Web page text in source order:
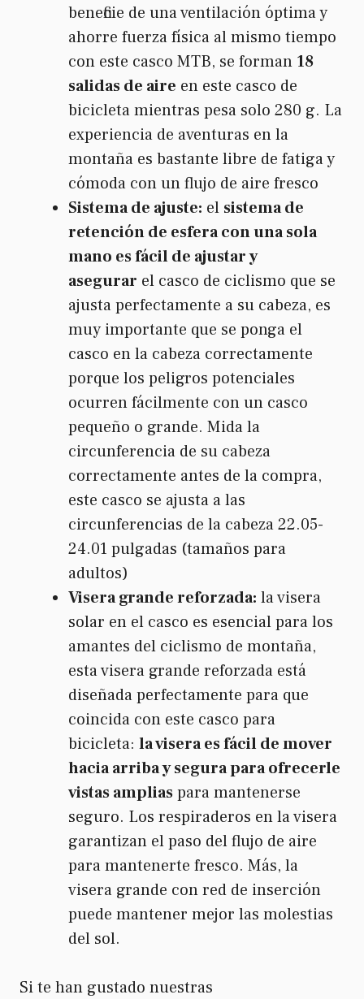
beneficie de una ventilación óptima y
ahorre fuerza física al mismo tiempo
con este casco MTB, se forman 18
salidas de aire en este casco de
bicicleta mientras pesa solo 280 g. La
experiencia de aventuras en la
montaña es bastante libre de fatiga y
cómoda con un flujo de aire fresco
Sistema de ajuste: el sistema de
retención de esfera con una sola
mano es fácil de ajustar y
asegurar el casco de ciclismo que se
ajusta perfectamente a su cabeza, es
muy importante que se ponga el
casco en la cabeza correctamente
porque los peligros potenciales
ocurren fácilmente con un casco
pequeño o grande. Mida la
circunferencia de su cabeza
correctamente antes de la compra,
este casco se ajusta a las
circunferencias de la cabeza 22.05-
24.01 pulgadas (tamaños para
adultos)
Visera grande reforzada: la visera
solar en el casco es esencial para los
amantes del ciclismo de montaña,
esta visera grande reforzada está
diseñada perfectamente para que
coincida con este casco para
bicicleta: la visera es fácil de mover
hacia arriba y segura para ofrecerle
vistas ampliaspara mantenerse
seguro. Los respiraderos en la visera
garantizan el paso del flujo de aire
para mantenerte fresco. Más, la
visera grande con red de inserción
puede mantener mejor las molestias
del sol.
Si te han gustado nuestras